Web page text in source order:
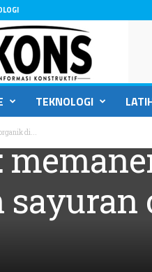
TEKNOLOGI
di...